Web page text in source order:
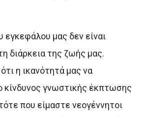
εγκεφάλου μας δεν είναι
διάρκεια της ζωής μας.
η ικανότητά μας να
κίνδυνος γνωστικής έκπτωσης
που είμαστε νεογέννητοι